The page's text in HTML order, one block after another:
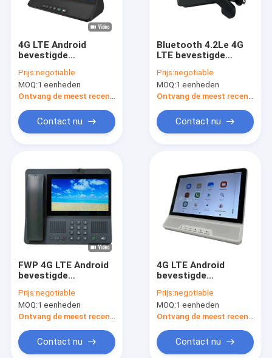
Producten
Ongeveer ons
Fabrieksreis
Nieuws
Shopping
4G LTE Android
bevestigde
van de
Desktoptelefoon
Kern 8000mAh
Prijs:negotiable
MOQ:1 eenheden
Ontvang de meest recente Prijs
Contact nu
Bluetooth 4.2Le 4G
LTE bevestigde
met Wifi-Hotspot
Prijs:negotiable
MOQ:1 eenheden
Ontvang de meest recente Prijs
Contact nu
FWP 4G LTE Android
bevestigde
het Wereldwijde
netwerksteun van de
Desktoptelefoon
Prijs:negotiable
MOQ:1 eenheden
Ontvang de meest recente Prijs
Contact nu
4G LTE Android
bevestigde
Desktoptelefoon 10
Duimlcd het Scherm
Bluetooth
Prijs:negotiable
MOQ:1 eenheden
Ontvang de meest recente Prijs
Contact nu